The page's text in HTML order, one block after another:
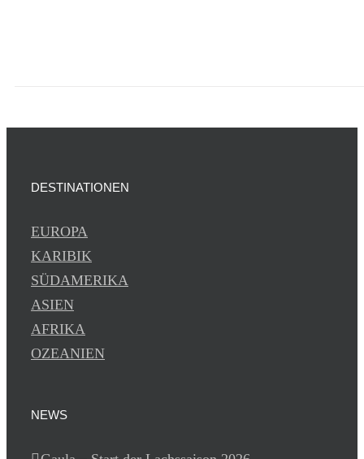
DESTINATIONEN
EUROPA
KARIBIK
SÜDAMERIKA
ASIEN
AFRIKA
OZEANIEN
NEWS